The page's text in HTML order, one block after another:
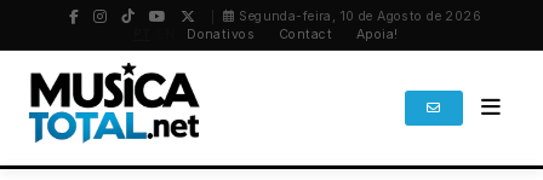
Segunda-feira, 10 de Agosto de 2026
Donativos Contact Apoia!